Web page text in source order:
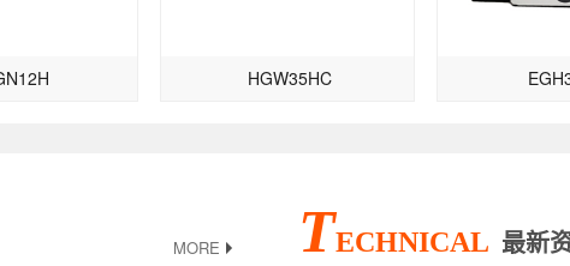
HGW35HC
MORE TECHNICAL 最新